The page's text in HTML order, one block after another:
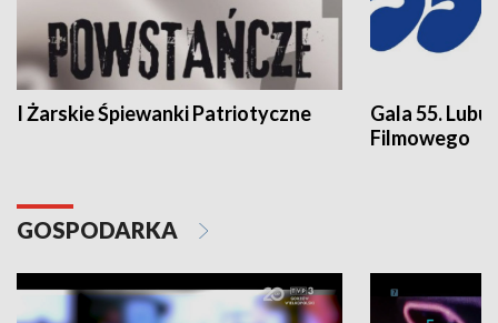
I Żarskie Śpiewanki Patriotyczne
Gala 55.
Filmowego
GOSPODARKA